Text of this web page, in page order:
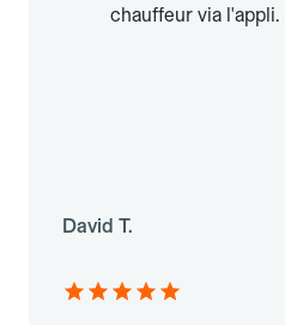
chauffeur via l'appli.
David T.